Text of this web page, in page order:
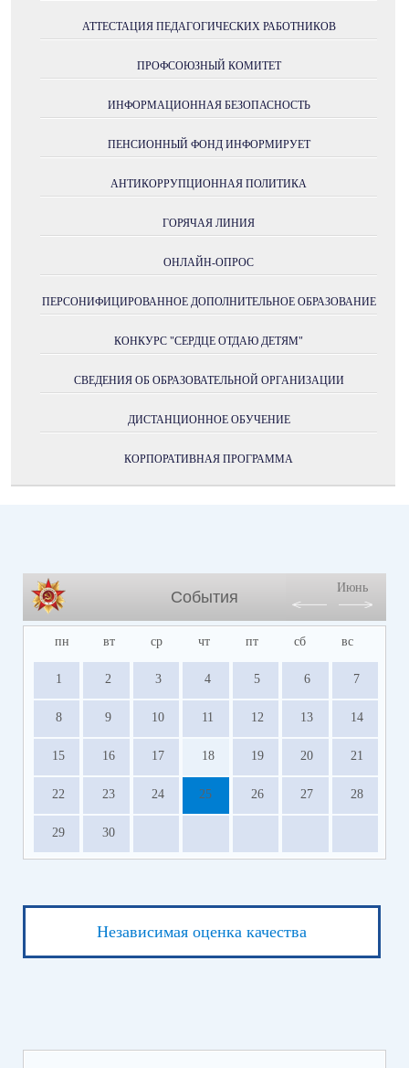
АТТЕСТАЦИЯ ПЕДАГОГИЧЕСКИХ РАБОТНИКОВ
ПРОФСОЮЗНЫЙ КОМИТЕТ
ИНФОРМАЦИОННАЯ БЕЗОПАСНОСТЬ
ПЕНСИОННЫЙ ФОНД ИНФОРМИРУЕТ
АНТИКОРРУПЦИОННАЯ ПОЛИТИКА
ГОРЯЧАЯ ЛИНИЯ
ОНЛАЙН-ОПРОС
ПЕРСОНИФИЦИРОВАННОЕ ДОПОЛНИТЕЛЬНОЕ ОБРАЗОВАНИЕ
КОНКУРС "СЕРДЦЕ ОТДАЮ ДЕТЯМ"
СВЕДЕНИЯ ОБ ОБРАЗОВАТЕЛЬНОЙ ОРГАНИЗАЦИИ
ДИСТАНЦИОННОЕ ОБУЧЕНИЕ
КОРПОРАТИВНАЯ ПРОГРАММА
События
Июнь
пн вт ср чт пт сб вс
1 2 3 4 5 6 7
8 9 10 11 12 13 14
15 16 17 18 19 20 21
22 23 24 25 26 27 28
29 30
Независимая оценка качества